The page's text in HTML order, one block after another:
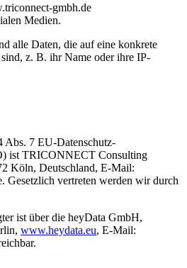
gmbh.de
Medien.
alle Daten, die auf eine konkrete
z. B. ihr Name oder ihre IP-
Abs. 7 EU-Datenschutz-
ist TRICONNECT Consulting
Köln, Deutschland, E-Mail:
Gesetzlich vertreten werden wir durch
ist über die heyData GmbH,
www.heydata.eu, E-Mail: